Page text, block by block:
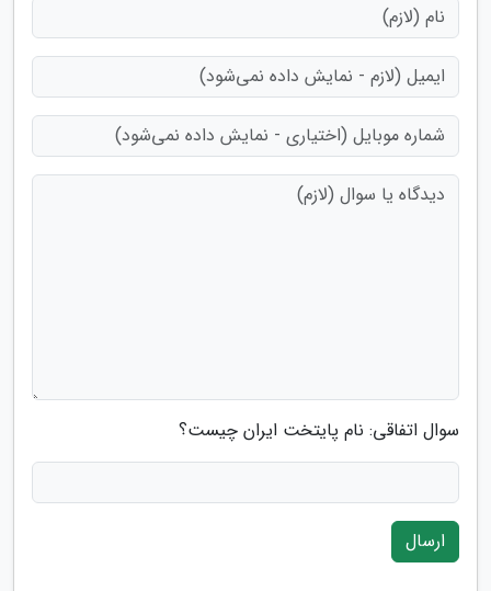
سوال اتفاقی: نام پایتخت ایران چیست؟
ارسال